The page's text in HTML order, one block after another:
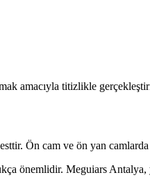
amacıyla titizlikle
Ön cam ve ön yan
önemlidir. Meguiars